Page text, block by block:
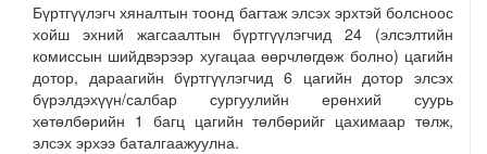
Бүртгүүлэгч хяналтын тоонд багтаж элсэх эрхтэй болсноос
хойш эхний жагсаалтын бүртгүүлэгчид 24 (элсэлтийн
комиссын шийдвэрээр хугацаа өөрчлөгдөж болно) цагийн
дотор, дараагийн бүртгүүлэгчид 6 цагийн дотор элсэх
бүрэлдэхүүн/салбар сургуулийн ерөнхий суурь
хөтөлбөрийн 1 багц цагийн төлбөрийг цахимаар төлж,
элсэх эрхээ баталгаажуулна.